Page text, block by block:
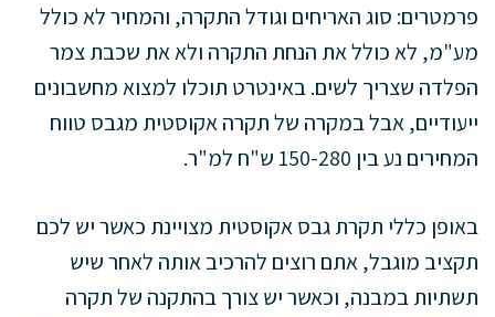
פרמטרים: סוג האריחים וגודל התקרה, והמחיר לא כולל
מע"מ, לא כולל את הנחת התקרה ולא את שכבת צמר
הפלדה שצריך לשים. באינטרט תוכלו למצוא מחשבונים
ייעודיים, אבל במקרה של תקרה אקוסטית מגבס טווח
המחירים נע בין 150-280 ש"ח למ"ר.
באופן כללי תקרת גבס אקוסטית מצויינת כאשר יש לכם
תקציב מוגבל, אתם רוצים להרכיב אותה לאחר שיש
תשתיות במבנה, וכאשר יש צורך בהתקנה של תקרה